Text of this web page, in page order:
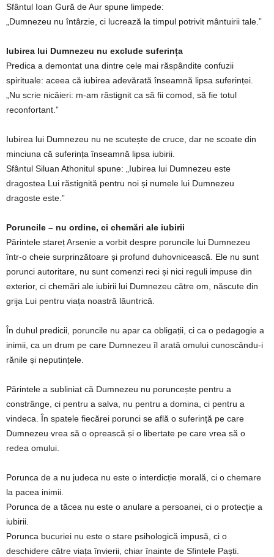
Sfântul Ioan Gură de Aur spune limpede:
„Dumnezeu nu întârzie, ci lucrează la timpul potrivit mântuirii tale.”
Iubirea lui Dumnezeu nu exclude suferința
Predica a demontat una dintre cele mai răspândite confuzii
spirituale: aceea că iubirea adevărată înseamnă lipsa suferinței.
„Nu scrie nicăieri: m-am răstignit ca să fii comod, să fie totul
reconfortant.”
Iubirea lui Dumnezeu nu ne scutește de cruce, dar ne scoate din
minciuna că suferința înseamnă lipsa iubirii.
Sfântul Siluan Athonitul spune: „Iubirea lui Dumnezeu este
dragostea Lui răstignită pentru noi și numele lui Dumnezeu
dragoste este.”
Poruncile – nu ordine, ci chemări ale iubirii
Părintele stareț Arsenie a vorbit despre poruncile lui Dumnezeu
într-o cheie surprinzătoare și profund duhovnicească. Ele nu sunt
porunci autoritare, nu sunt comenzi reci și nici reguli impuse din
exterior, ci chemări ale iubirii lui Dumnezeu către om, născute din
grija Lui pentru viața noastră lăuntrică.
În duhul predicii, poruncile nu apar ca obligații, ci ca o pedagogie a
inimii, ca un drum pe care Dumnezeu îl arată omului cunoscându-i
rănile și neputințele.
Părintele a subliniat că Dumnezeu nu poruncește pentru a
constrânge, ci pentru a salva, nu pentru a domina, ci pentru a
vindeca. În spatele fiecărei porunci se află o suferință pe care
Dumnezeu vrea să o oprească și o libertate pe care vrea să o
redea omului.
Porunca de a nu judeca nu este o interdicție morală, ci o chemare
la pacea inimii.
Porunca de a tăcea nu este o anulare a persoanei, ci o protecție a
iubirii.
Porunca bucuriei nu este o stare psihologică impusă, ci o
deschidere către viața învierii, chiar înainte de Sfintele Paști.